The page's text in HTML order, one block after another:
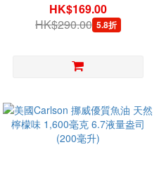
HK$169.00
HK$290.00 5.8折